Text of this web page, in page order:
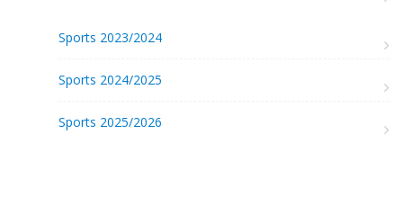
Sports 2023/2024
Sports 2024/2025
Sports 2025/2026